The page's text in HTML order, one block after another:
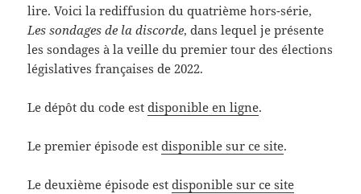
lire. Voici la rediffusion du quatrième hors-série,
Les sondages de la discorde, dans lequel je présente
les sondages à la veille du premier tour des élections
législatives françaises de 2022.
Le dépôt du code estdisponible en ligne.
Le premier épisode estdisponible sur ce site.
Le deuxième épisode estdisponible sur ce site